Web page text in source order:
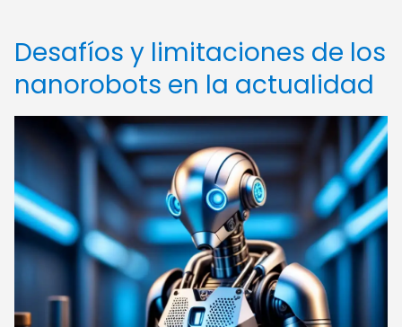
Desafíos y limitaciones de los
nanorobots en la actualidad